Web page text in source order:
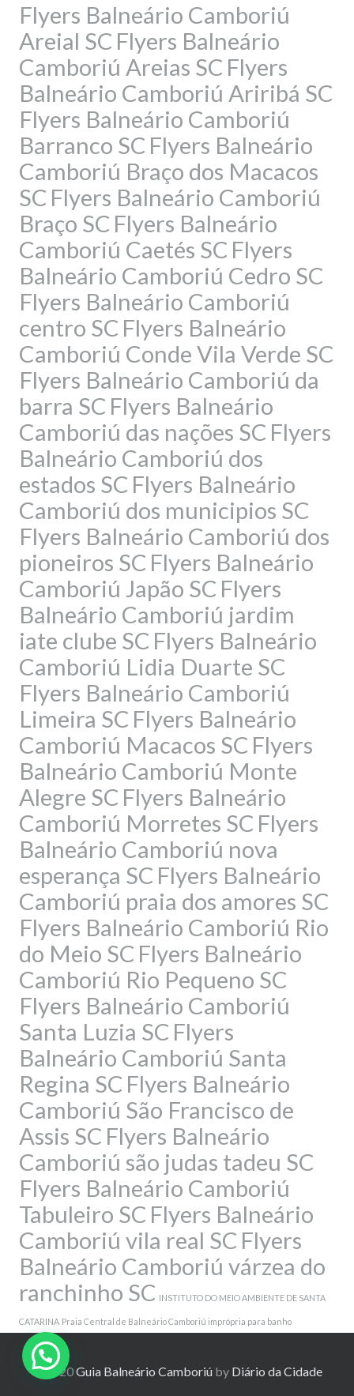
Flyers Balneário Camboriú
Areial SC Flyers Balneário
Camboriú Areias SC Flyers
Balneário Camboriú Ariribá SC
Flyers Balneário Camboriú
Barranco SC Flyers Balneário
Camboriú Braço dos Macacos
SC Flyers Balneário Camboriú
Braço SC Flyers Balneário
Camboriú Caetés SC Flyers
Balneário Camboriú Cedro SC
Flyers Balneário Camboriú
centro SC Flyers Balneário
Camboriú Conde Vila Verde SC
Flyers Balneário Camboriú da
barra SC Flyers Balneário
Camboriú das nações SC Flyers
Balneário Camboriú dos
estados SC Flyers Balneário
Camboriú dos municipios SC
Flyers Balneário Camboriú dos
pioneiros SC Flyers Balneário
Camboriú Japão SC Flyers
Balneário Camboriú jardim
iate clube SC Flyers Balneário
Camboriú Lidia Duarte SC
Flyers Balneário Camboriú
Limeira SC Flyers Balneário
Camboriú Macacos SC Flyers
Balneário Camboriú Monte
Alegre SC Flyers Balneário
Camboriú Morretes SC Flyers
Balneário Camboriú nova
esperança SC Flyers Balneário
Camboriú praia dos amores SC
Flyers Balneário Camboriú Rio
do Meio SC Flyers Balneário
Camboriú Rio Pequeno SC
Flyers Balneário Camboriú
Santa Luzia SC Flyers
Balneário Camboriú Santa
Regina SC Flyers Balneário
Camboriú São Francisco de
Assis SC Flyers Balneário
Camboriú são judas tadeu SC
Flyers Balneário Camboriú
Tabuleiro SC Flyers Balneário
Camboriú vila real SC Flyers
Balneário Camboriú várzea do
ranchinho SC INSTITUTO DO MEIO AMBIENTE DE SANTA
CATARINA Praia Central de Balneário Camboriú imprópria para banho
© 2020Guia Balneário Camboriú by Diário da Cidade